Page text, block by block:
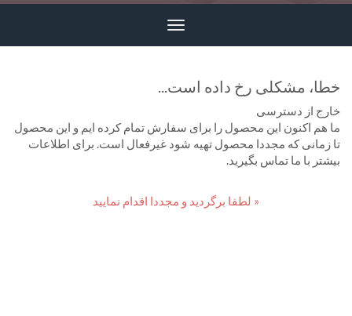
Toggle
navigation
خطا، مشکلی رخ داده است...
خارج از دسترسی
ما هم اکنون این محصول را برای سفارش تمام کرده ایم و این محصول
تا زمانی که مجددا محصول تهیه شود غیرفعال است. برای اطلاعات
بیشتر با ما تماس بگیرید.
« لطفا برگردید و مجددا اقدام نمایید